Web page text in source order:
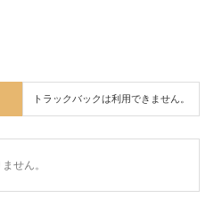
トラックバックは利用できません。
せん。